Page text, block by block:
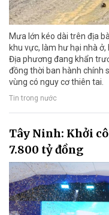
Mưa lớn kéo dài trên địa
khu vực, làm hư hại nhà
Địa phương đang khẩn
đồng thời ban hành chính
vùng có nguy cơ thiên tai.
Tin trong nước
Tây Ninh: Khởi
7.800 tỷ đồng